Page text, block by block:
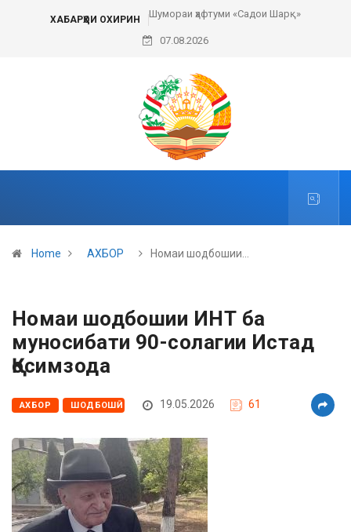
ХАБАРҲОИ ОХИРИН Шумораи ҳафтуми «Садои Шарқ»
07.08.2026
Home АХБОР Номаи шодбошии…
Номаи шодбошии ИНТ ба
муносибати 90-солагии Истад
Қосимзода
АХБОР ШОДБОШӢ 19.05.2026 61